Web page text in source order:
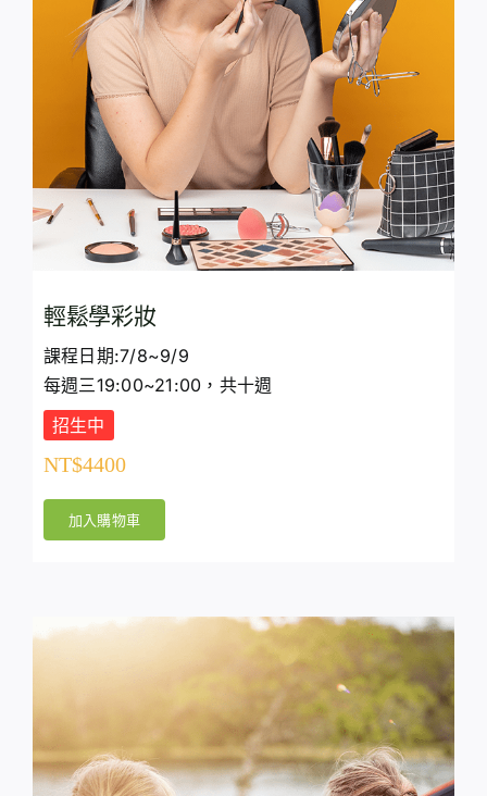
輕鬆學彩妝
課程日期:7/8~9/9
每週三19:00~21:00，共十週
招生中
NT$4400
加入購物車